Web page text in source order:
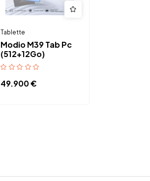
Tablette
Modio M39 Tab Pc
(512+12Go)
49.900€